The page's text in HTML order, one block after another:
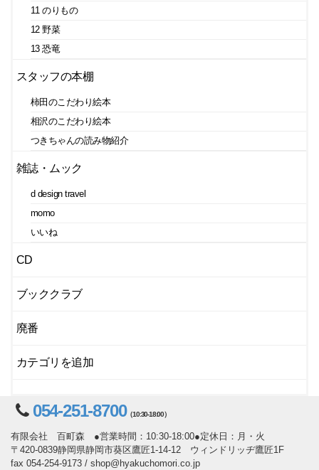
11 のりもの
12 野菜
13 恐竜
スタッフの本棚
柿田のこだわり絵本
相沢のこだわり絵本
つきちゃんの読み物紹介
雑誌・ムック
d design travel
momo
いいね
CD
ブッククラブ
廃番
カテゴリを追加
054-251-8700（10:30-18:00）
有限会社 百町森 ●営業時間：10:30-18:00●定休日：月・火
〒420-0839静岡県静岡市葵区鷹匠1-14-12 ウィンドリッヂ鷹匠1F
fax 054-254-9173 / shop@hyakuchomori.co.jp